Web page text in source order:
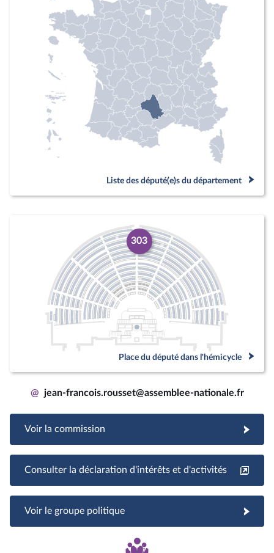
Liste des député(e)s du département
303
Place du député dans l'hémicycle
@ jean-francois.rousset@assemblee-nationale.fr
Voir la commission
Consulter la déclaration d'intérêts et d'activités
Voir le groupe politique